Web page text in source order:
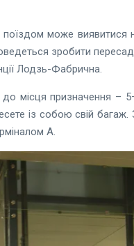
може виявитися
зробити
Лодзь-Фабрична.
місця призначення –
із собою свій
А.